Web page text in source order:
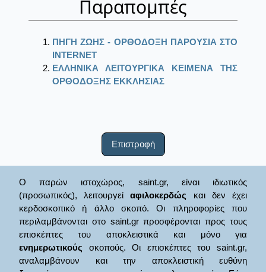
Παραπομπές
ΠΗΓΗ ΖΩΗΣ - ΟΡΘΟΔΟΞΗ ΠΑΡΟΥΣΙΑ ΣΤΟ
ΙΝΤΕRΝΕΤ
ΕΛΛΗΝΙΚΑ ΛΕΙΤΟΥΡΓΙΚΑ ΚΕΙΜΕΝΑ ΤΗΣ
ΟΡΘΟΔΟΞΗΣ ΕΚΚΛΗΣΙΑΣ
Επιστροφή
Ο παρών ιστοχώρος, saint.gr, είναι ιδιωτικός
(προσωπικός), λειτουργείαφιλοκερδώς και δεν έχει
κερδοσκοπικό ή άλλο σκοπό. Οι πληροφορίες που
περιλαμβάνονται στο saint.gr προσφέρονται προς τους
επισκέπτες του αποκλειστικά και μόνο για
ενημερωτικούς σκοπούς. Οι επισκέπτες του saint.gr,
αναλαμβάνουν και την αποκλειστική ευθύνη